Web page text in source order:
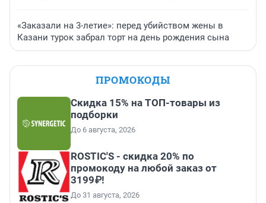
«Заказали на 3-летие»: перед убийством жены в
Казани турок забрал торт на день рождения сына
ПРОМОКОДЫ
Скидка 15% на ТОП-товары из
подборки
До 6 августа, 2026
ROSTIC'S - скидка 20% по
промокоду на любой заказ от
3199₽!
До 31 августа, 2026